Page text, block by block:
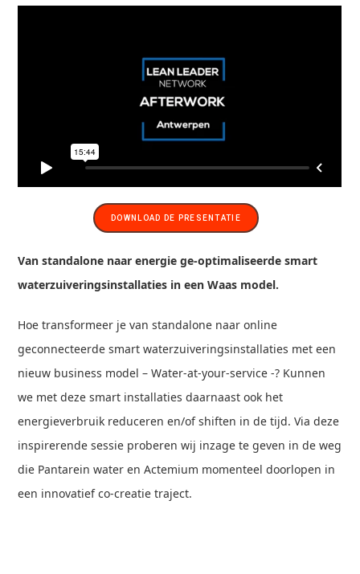
DOWNLOAD DE PRESENTATIE
Van standalone naar energie ge-optimaliseerde smart
waterzuiveringsinstallaties in een Waas model.
Hoe transformeer je van standalone naar online
geconnecteerde smart waterzuiveringsinstallaties met een
nieuw business model – Water-at-your-service -? Kunnen
we met deze smart installaties daarnaast ook het
energieverbruik reduceren en/of shiften in de tijd. Via deze
inspirerende sessie proberen wij inzage te geven in de weg
die Pantarein water en Actemium momenteel doorlopen in
een innovatief co-creatie traject.